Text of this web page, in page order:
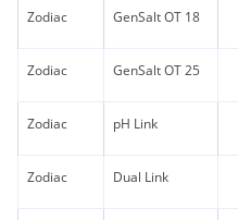
Zodiac GenSalt OT 18
Zodiac GenSalt OT 25
Zodiac pH Link
Zodiac Dual Link